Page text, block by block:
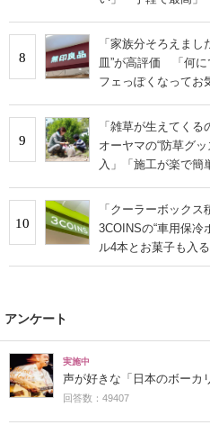
8
「家族分そろえま
皿”が高評価 「何に
フェっぽくなってお
9
「雑草が生えてく
オーヤマの“防草グ
入」「施工が楽で簡
10
「クーラーボック
3COINSの“車用保
ル4本とお菓子も入
利」
アンケート
実施中
声が好きな「日本のボーカ
回答数：49407